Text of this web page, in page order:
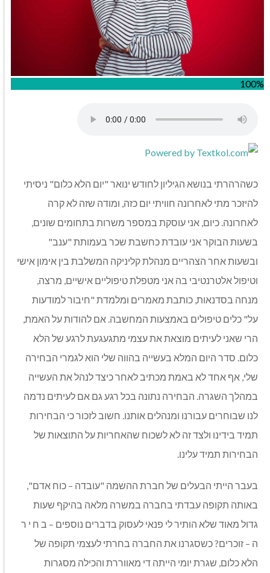
100%
כשהרהרתי בנושא הגיליון לחודש ינואר "יום הלא כלום" ניסיתי
להיזכר מתי לאחרונה חוויתי יום כזה, ומודה שזה לא קרה
לאחרונה. כיום, אני עוסקת במספר משרות בתחומים שונים,
בשעות הבוקר אני עובדת כחשבת שכר בעמותת "ענב"
ובשעות אחר הצהריים מנהלת קליניקה המשלבת בין אימון אישי
וטיפול אלטרנטיבי בה אני מטפלת טיפוליים אישיים, מרצה,
מנחה בסדנאות, כותבת מאמרים ומלמדת "חיבור למודעות
על" כלים טיפולים באמצעות המחשבה. אם להודות על האמת,
הרי שאני לעיתים מוצאת את עצמי מתגעגעת לרגע של הלא
כלום. סדר היום המלא בעשייה בהווה שלי הוא לגמרי הבחירה
שלי, אף אחד לא באמת מכתיב לאחר כיצד לנהל את העשייה
במהלך השגרה. הבחירה נתונה בכל רגע גם אם לעיתים נדמה
לנו שבוחרים עבורנו ומנהלים אותנו. חשוב לזכור כי הבחירות
תמיד בידינו ולצד זה לא לשכוח שהאחריות על התוצאות של
הבחירות תמיד עלינו.
בעבר הייתי הבעלים של חברת ההשמה "עובדה – כוח אדם",
באותה תקופה עבדתי בחברה במשרה מלאה בהיקף שעות
גדול מאוד שלא הותיר לי פנאי לעסוק בדברים נוספים – ב ח י ר
ה – זוכרים? כשסגרנו את החברה בחרתי לעצמי תקופה של
הלא כלום, שגרת יומי הייתה די מאווררת והכילה מסגרות